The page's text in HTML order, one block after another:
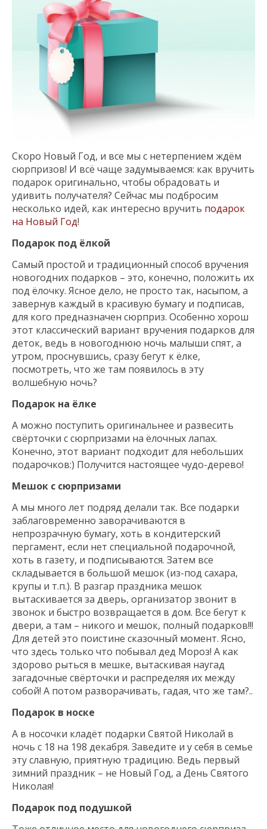
Скоро Новый Год, и все мы с нетерпением ждём
сюрпризов! И всё чаще задумываемся: как вручить
подарок оригинально, чтобы обрадовать и
удивить получателя? Сейчас мы подбросим
несколько идей, как интересно вручить подарок
на Новый Год!
Подарок под ёлкой
Самый простой и традиционный способ вручения
новогодних подарков – это, конечно, положить их
под ёлочку. Ясное дело, не просто так, насыпом, а
завернув каждый в красивую бумагу и подписав,
для кого предназначен сюрприз. Особенно хорош
этот классический вариант вручения подарков для
деток, ведь в новогоднюю ночь малыши спят, а
утром, проснувшись, сразу бегут к ёлке,
посмотреть, что же там появилось в эту
волшебную ночь?
Подарок на ёлке
А можно поступить оригинальнее и развесить
свёрточки с сюрпризами на ёлочных лапах.
Конечно, этот вариант подходит для небольших
подарочков:) Получится настоящее чудо-дерево!
Мешок с сюрпризами
А мы много лет подряд делали так. Все подарки
заблаговременно заворачиваются в
непрозрачную бумагу, хоть в кондитерский
пергамент, если нет специальной подарочной,
хоть в газету, и подписываются. Затем все
складывается в большой мешок (из-под сахара,
крупы и т.п.). В разгар праздника мешок
вытаскивается за дверь, организатор звонит в
звонок и быстро возвращается в дом. Все бегут к
двери, а там – никого и мешок, полный подарков!!!
Для детей это поистине сказочный момент. Ясно,
что здесь только что побывал дед Мороз! А как
здорово рыться в мешке, вытаскивая наугад
загадочные свёрточки и распределяя их между
собой! А потом разворачивать, гадая, что же там?..
Подарок в носке
А в носочки кладёт подарки Святой Николай в
ночь с 18 на 198 декабря. Заведите и у себя в семье
эту славную, приятную традицию. Ведь первый
зимний праздник – не Новый Год, а День Святого
Николая!
Подарок под подушкой